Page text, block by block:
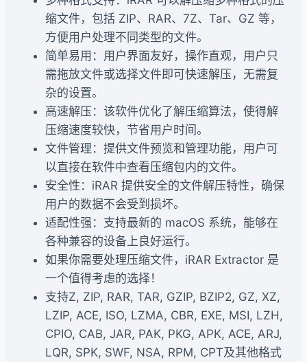
缩文件，包括 ZIP、RAR、7Z、Tar、GZ 等，
方便用户处理不同类型的文件。
简单易用：用户界面友好，操作直观，用户只
需拖放文件或选择文件即可快速解压，无需复
杂的设置。
高速解压：该软件优化了解压缩算法，使得解
压缩速度较快，节省用户时间。
文件管理：提供文件预览和管理功能，用户可
以直接在软件中查看压缩包内的文件。
安全性：iRAR 提供安全的文件解压特性，确保
用户的数据不会受到损坏。
适配性强：支持最新的 macOS 系统，能够在
各种兼容的设备上良好运行。
如果你需要处理压缩文件，iRAR Extractor 是
一个值得考虑的选择！
支持Z, ZIP, RAR, TAR, GZIP, BZIP2, GZ, XZ,
LZIP, ACE, ISO, LZMA, CBR, EXE, MSI, LZH,
CPIO, CAB, JAR, PAK, PKG, APK, ACE, ARJ,
LQR, SPK, SWF, NSA, RPM, CPT及其他格式